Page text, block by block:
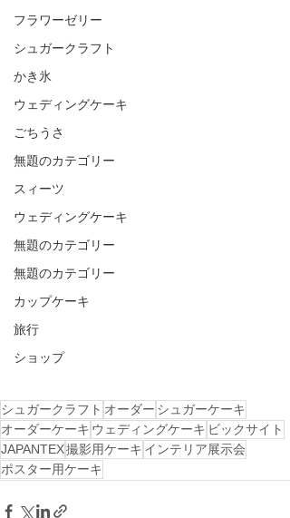
フラワーゼリー
シュガークラフト
かき氷
ウェディングケーキ
ごちうさ
無題のカテゴリー
スィーツ
ウェディングケーキ
無題のカテゴリー
無題のカテゴリー
カップケーキ
旅行
ショップ
シュガークラフト オーダー シュガーケーキ
オーダーケーキ ウェディングケーキ ビックサイト
JAPANTEX撮影用ケーキ インテリア展示会
ポスター用ケーキ